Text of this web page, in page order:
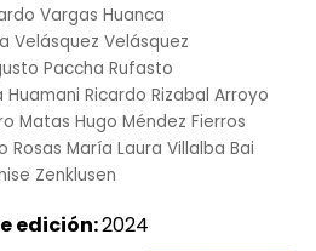
Vargas Huanca
Velásquez Velásquez
Paccha Rufasto
Huamani Ricardo Rizabal Arroyo
Matas Hugo Méndez Fierros
Rosas María Laura Villalba Bai
Zenklusen
edición:2024